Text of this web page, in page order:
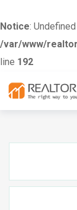
Notice:
/var/www/
line 192